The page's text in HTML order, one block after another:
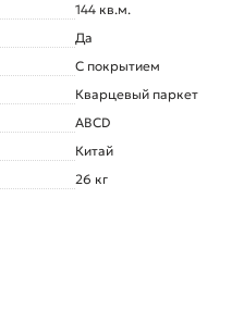
144 кв.м.
Да
С покрытием
Кварцевый паркет
ABCD
Китай
26 кг